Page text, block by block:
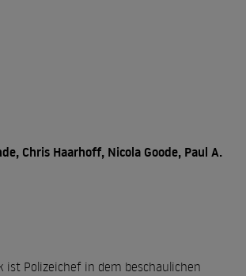
Chris Haarhoff, Nicola Goode, Paul A.
ist Polizeichef in dem beschaulichen